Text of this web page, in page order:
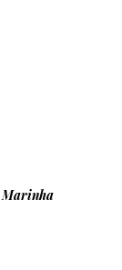
Marinha